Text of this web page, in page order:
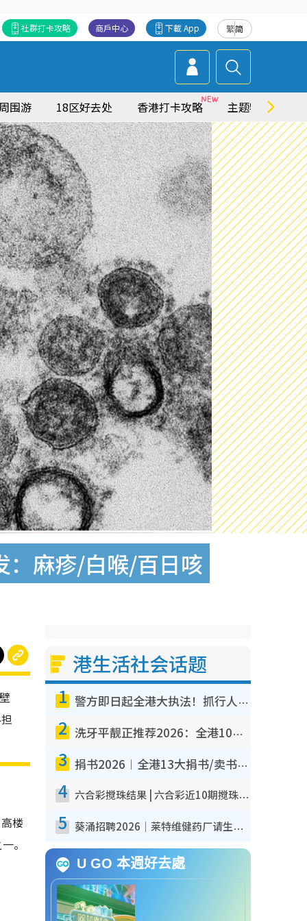
繁简
下載 App
商戶中心
社群打卡攻略
围游 18区好去处 香港打卡攻略 主题特集
：麻疹/白喉/百日咳
楼
。
港生活社会话题
1 警方即日起全港大执法！抓行人乱过马路+司机不专注驾驶！乱过马路罚$2000
2 洗牙平靓正推荐2026：全港10大牙科诊所/医院懒人包，夜诊至8点/镇静洁牙/医疗券适用
3 捐书2026︱全港13大捐书/卖书地点懒人包 二手课本最高$150＋旧书换免费咖啡/戏票
4 六合彩搅珠结果 | 六合彩近10期搅珠结果出炉+ 近30期最旺热门中奖号码
5 葵涌招聘2026｜莱特维健药厂请生产操作员！月薪高达$1.7万 冷气厂房/五天工作/保障双粮
U GO 本週好去處